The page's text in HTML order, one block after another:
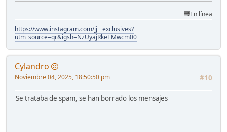
En línea
https://www.instagram.com/jj__exclusives?
utm_source=qr&igsh=NzUyajRkeTMwcm00
Cylandro
#10
Noviembre 04, 2025, 18:50:50 pm
Se trataba de spam, se han borrado los mensajes